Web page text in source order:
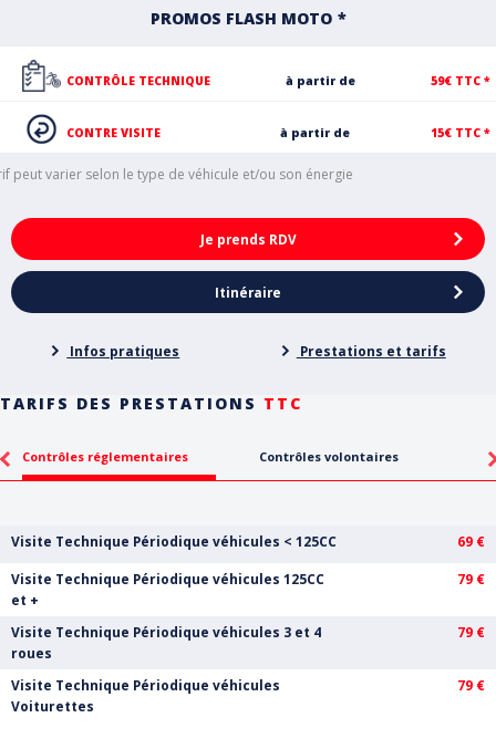
PROMOS FLASH MOTO
CONTRÔLE TECHNIQUE à partir de 59€ TTC *
CONTRE VISITE à partir de 15€ TTC *
peut varier selon le type de véhicule et/ou son énergie
Je prends RDV
Itinéraire
Infos pratiques Prestations et tarifs
TARIFS DES PRESTATIONS TTC
Contrôles réglementaires Contrôles volontaires
Visite Technique Périodique véhicules < 125CC 69 €
Visite Technique Périodique véhicules 125CC
et +
79 €
Visite Technique Périodique véhicules 3 et 4
roues
79 €
Visite Technique Périodique véhicules
Voiturettes
79 €